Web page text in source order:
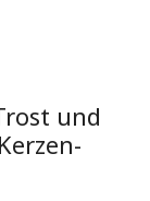
und